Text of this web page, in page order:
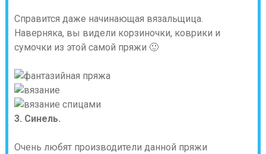
Справится даже начинающая вязальщица.
Наверняка, вы видели корзиночки, коврики и
сумочки из этой самой пряжи 🙂
3. Синель.
Очень любят производители данной пряжи